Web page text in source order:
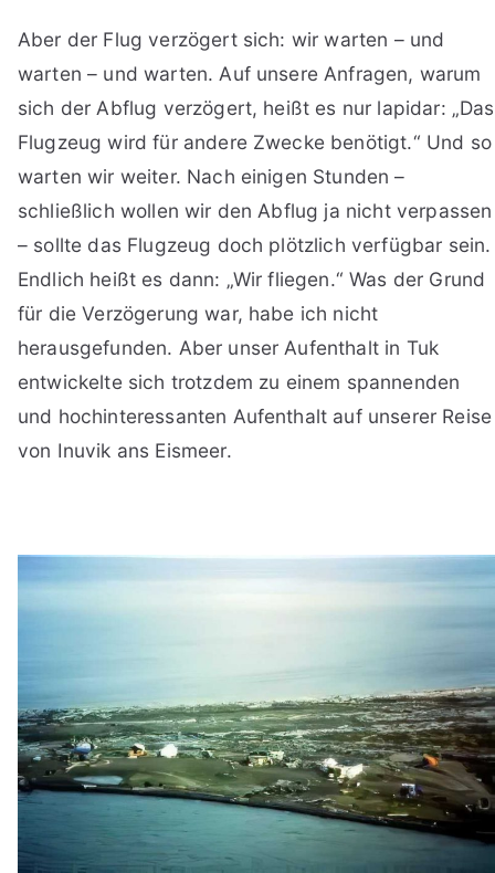
Aber der Flug verzögert sich: wir warten – und
warten – und warten. Auf unsere Anfragen, warum
sich der Abflug verzögert, heißt es nur lapidar: „Das
Flugzeug wird für andere Zwecke benötigt.“ Und so
warten wir weiter. Nach einigen Stunden –
schließlich wollen wir den Abflug ja nicht verpassen
– sollte das Flugzeug doch plötzlich verfügbar sein.
Endlich heißt es dann: „Wir fliegen.“ Was der Grund
für die Verzögerung war, habe ich nicht
herausgefunden. Aber unser Aufenthalt in Tuk
entwickelte sich trotzdem zu einem spannenden
und hochinteressanten Aufenthalt auf unserer Reise
von Inuvik ans Eismeer.